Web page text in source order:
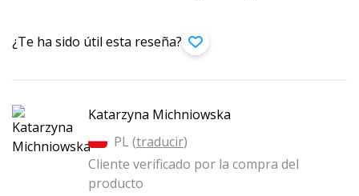
¿Te ha sido útil esta reseña?
Katarzyna Michniowska
PL (traducir)
Cliente verificado por la compra del
producto